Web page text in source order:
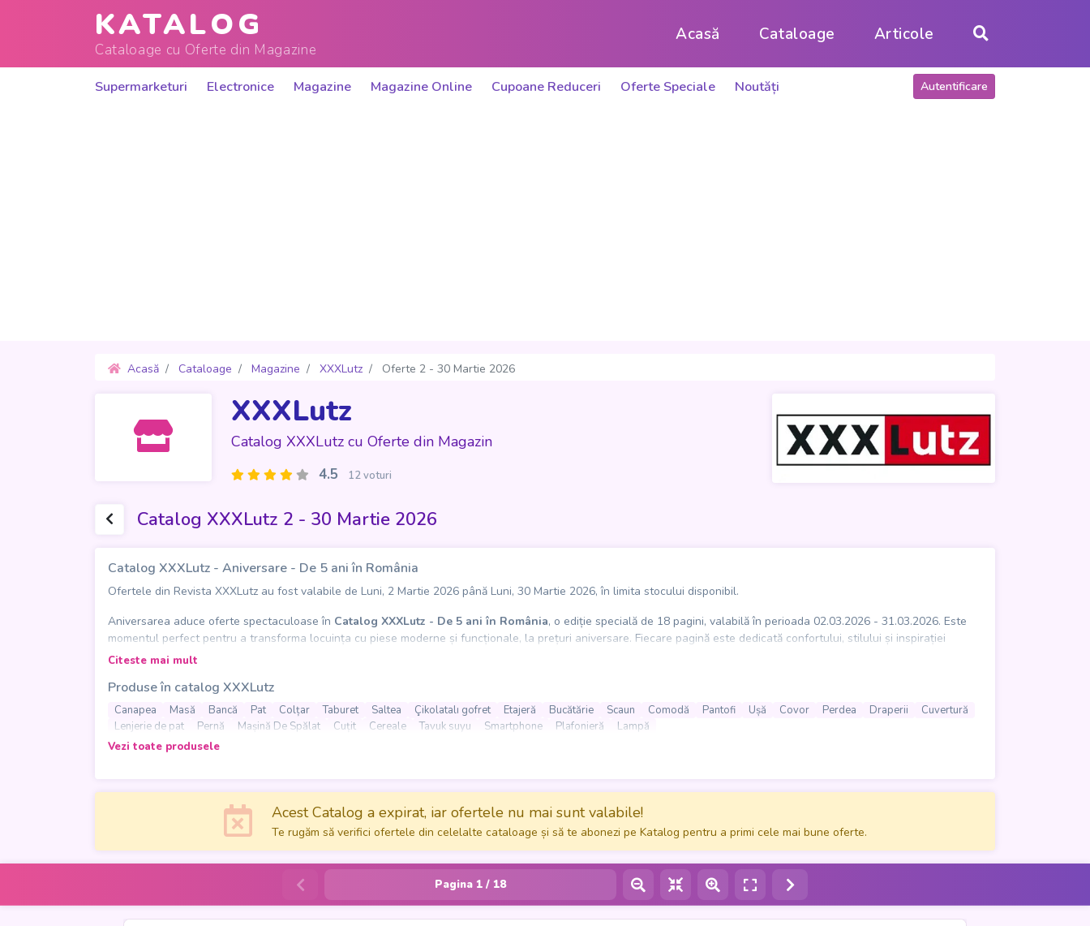
KATALOG
Cataloage cu Oferte din Magazine
Acasă Cataloage Articole
Supermarketuri Electronice Magazine Magazine Online Cupoane Reduceri Oferte Speciale Noutăți Autentificare
Acasă Cataloage Magazine XXXLutz Oferte 2 - 30 Martie 2026
XXXLutz
Catalog XXXLutz cu Oferte din Magazin
4.5 12 voturi
Catalog XXXLutz 2 - 30 Martie 2026
Catalog XXXLutz - Aniversare - De 5 ani în România
Ofertele din Revista XXXLutz au fost valabile de Luni, 2 Martie 2026 până Luni, 30 Martie 2026, în limita stocului disponibil.
Aniversarea aduce oferte spectaculoase în Catalog XXXLutz - De 5 ani în România, o ediție specială de 18 pagini, valabilă în perioada 02.03.2026 - 31.03.2026. Este
momentul perfect pentru a transforma locuința cu piese moderne și funcționale, la prețuri aniversare. Fiecare pagină este dedicată confortului, stilului și inspirației
pentru orice tip de spațiu.
În catalog se regăsesc canapele elegante, colțare spațioase, paturi confortabile cu saltele potrivite pentru un somn odihnitor, dar și mese, scaune, bănci sau tabureți
pentru living și dining. Pentru un decor complet, oferta include comode, etajere, covoare, perdele, draperii, cuverturi și lenjerii de pat, precum și corpuri de iluminat -
plafoniere și lămpi - care adaugă un plus de atmosferă fiecărei camere.
Catalogul propune și soluții pentru bucătărie și electrocasnice, de la mobilier dedicat până la mașini de spălat sau accesorii practice. XXXLutz România sărbătorește 5 ani
Citeste mai mult
Produse în catalog XXXLutz
Canapea Masă Bancă Pat Colțar Taburet Saltea Çikolatalı gofret Etajeră Bucătărie Scaun Comodă Pantofi Ușă Covor Perdea Draperii
Cuvertură
Lenjerie de pat
Pernă Mașină De Spălat Cuțit Cereale Tavuk suyu Smartphone Plafonieră
Lampă
Vezi toate produsele
Acest Catalog a expirat, iar ofertele nu mai sunt valabile!
Te rugăm să verifici ofertele din celelalte cataloage și să te abonezi pe Katalog pentru a primi cele mai bune oferte.
Pagina 1 / 18